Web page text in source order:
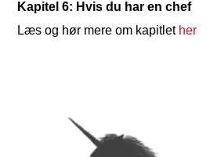
Kapitel 6: Hvis du har en chef
Læs og hør mere om kapitlet her